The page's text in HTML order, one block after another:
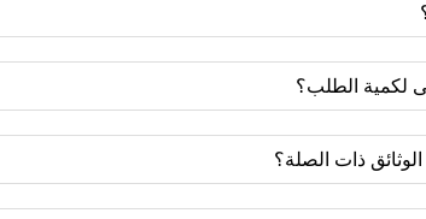
لكمية الطلب؟
ذات الصلة؟